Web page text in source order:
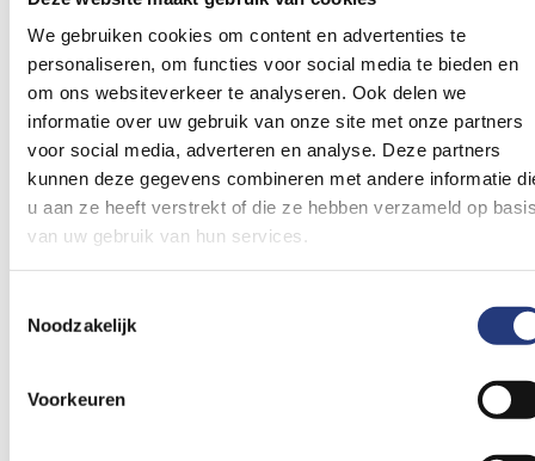
We gebruiken cookies om content en advertenties te
personaliseren, om functies voor social media te bieden en
om ons websiteverkeer te analyseren. Ook delen we
informatie over uw gebruik van onze site met onze partners
voor social media, adverteren en analyse. Deze partners
kunnen deze gegevens combineren met andere informatie
u aan ze heeft verstrekt of die ze hebben verzameld op
van uw gebruik van hun services.
Noodzakelijk
Voorkeuren